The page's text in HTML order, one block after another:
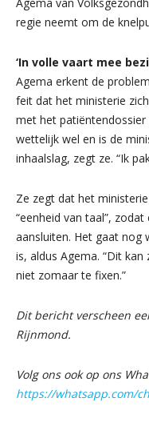
Agema van
regie neemt om de
‘In volle vaart mee
Agema erkent de
feit dat het ministerie
met het
wettelijk wel en is de
inhaalslag, zegt ze. “Ik
Ze zegt dat het
“eenheid van taal”,
aansluiten. Het gaat nog
is, aldus Agema. “Dit
niet zomaar te fixen.”
Dit bericht verscheen
Rijnmond.
Volg ons ook op ons
https://whatsapp.com/